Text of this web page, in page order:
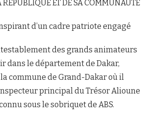
REPUBLIQUE ET DE SA COMMUNAUTE
d’un cadre patriote engagé
des grands animateurs
dans le département de Dakar,
commune de Grand-Dakar où il
principal du Trésor Alioune
sous le sobriquet de ABS.